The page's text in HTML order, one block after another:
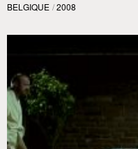
BELGIQUE / 2008